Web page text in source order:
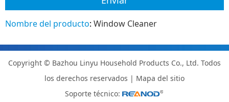
Nombre del producto: Window Cleaner
Copyright © Bazhou Linyu Household Products Co., Ltd. Todos
los derechos reservados | Mapa del sitio
Soporte técnico: